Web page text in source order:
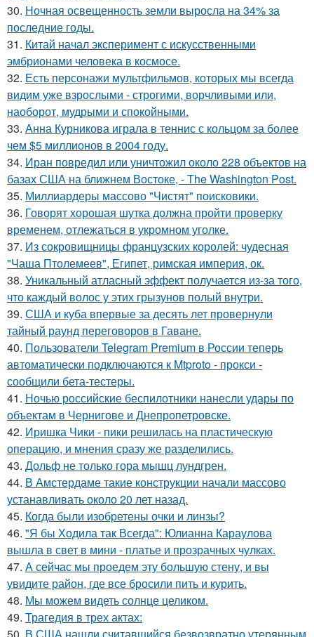
30. Ночная освещенность земли выросла на 34% за
последние годы.
31. Китай начал эксперимент с искусственными
эмбрионами человека в космосе.
32. Есть персонажи мультфильмов, которых мы всегда
видим уже взрослыми - строгими, ворчливыми или,
наоборот, мудрыми и спокойными.
33. Анна Курникова играла в теннис с кольцом за более
чем $5 миллионов в 2004 году.
34. Иран повредил или уничтожил около 228 объектов на
базах США на ближнем Востоке, - The Washington Post.
35. Миллиардеры массово "Чистят" поисковики.
36. Говорят хорошая шутка должна пройти проверку
временем, отлежаться в укромном уголке.
37. Из сокровищницы французских королей: чудесная
"Чаша Птолемеев", Египет, римская империя, ок.
38. Уникальный атласный эффект получается из-за того,
что каждый волос у этих грызунов полый внутри.
39. США и куба впервые за десять лет провернули
тайный раунд переговоров в Гаване.
40. Пользователи Telegram Premium в России теперь
автоматически подключаются к Mtproto - прокси -
сообщили бета-тестеры.
41. Ночью российские беспилотники нанесли удары по
объектам в Чернигове и Днепропетровске.
42. Иришка Чики - пики решилась на пластическую
операцию, и мнения сразу же разделились.
43. Дольф не только гора мышц лундгрен.
44. В Амстердаме такие конструкции начали массово
устанавливать около 20 лет назад.
45. Когда были изобретены очки и линзы?
46. "Я бы Ходила так Всегда": Юлианна Караулова
вышла в свет в мини - платье и прозрачных чулках.
47. А сейчас мы проедем эту большую стену, и вы
увидите район, где все бросили пить и курить.
48. Мы можем видеть солнце целиком.
49. Трагедия в трех актах:
50. В США нашли считавшийся безвозвратно утерянным